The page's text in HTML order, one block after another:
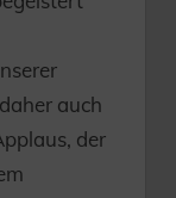
auch
der